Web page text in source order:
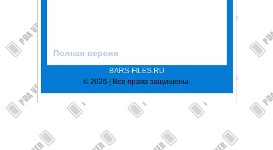
Полная версия
BARS-FILES.RU
© 2026 | Все права защищены.